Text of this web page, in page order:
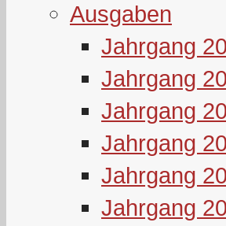
Ausgaben
Jahrgang
Jahrgang
Jahrgang
Jahrgang
Jahrgang
Jahrgang